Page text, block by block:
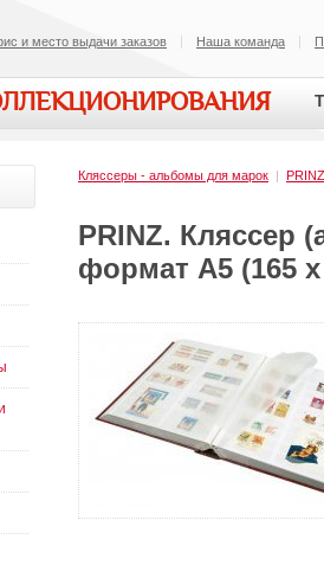
и место выдачи заказов Наша команда
Кляссеры - альбомы для марок | PRINZ
PRINZ. Кляссер
формат А5 (165